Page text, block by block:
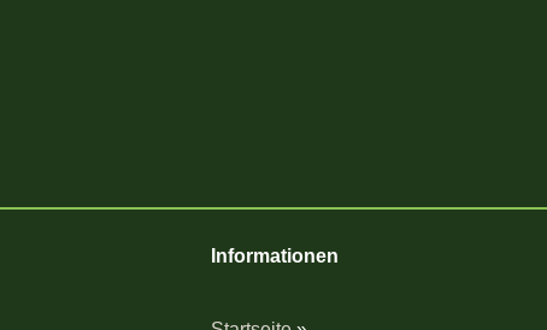
Informationen